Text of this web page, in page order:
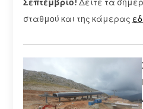
Σεπτέμβριο! Δείτε τα
σταθμού και της κάμερας